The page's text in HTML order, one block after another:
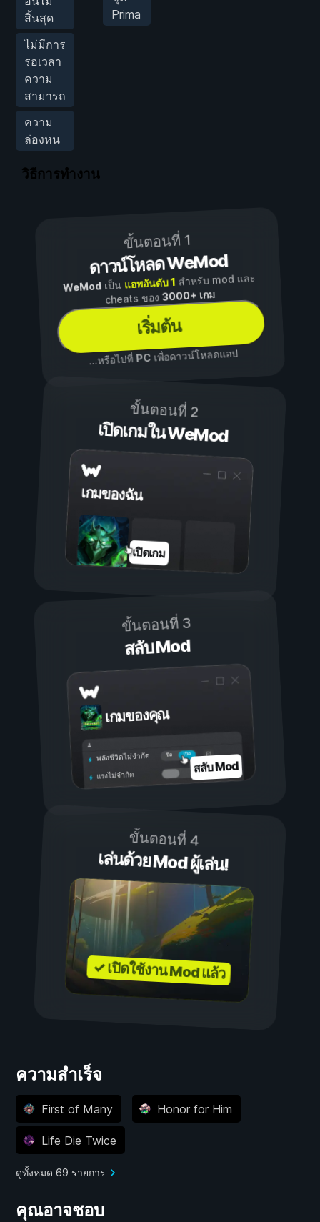
สิ้นสุด
ไม่มีการ
รอเวลา
ความ
สามารถ
ความ
ล่องหน
Prima
วิธีการทำงาน
ขั้นตอนที่ 1
ดาวน์โหลด WeMod
WeModเป็น แอพอันดับ 1 สำหรับ mod และ
cheats ของ3000+ เกม
เริ่มต้น
...หรือไปที่ PCเพื่อดาวน์โหลดแอป
ขั้นตอนที่ 2
เปิดเกมใน WeMod
เกมของฉัน
เปิดเกม
ขั้นตอนที่ 3
สลับ Mod
เกมของคุณ
เปิด
ปิด
พลังชีวิตไม่จำกัด
แรงไม่จำกัด สลับ Mod
ขั้นตอนที่ 4
เล่นด้วย Mod ผู้เล่น!
✓ เปิดใช้งาน Mod แล้ว
ความสำเร็จ
First of Many Honor for Him
Life Die Twice
ดูทั้งหมด 69 รายการ
คุณอาจชอบ